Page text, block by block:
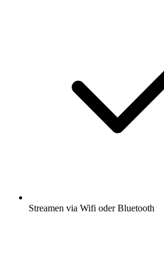
Streamen via Wifi oder Bluetooth